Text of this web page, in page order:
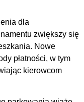
dla
zwiększy się
Nowe
płatności, w tym
kierowcom